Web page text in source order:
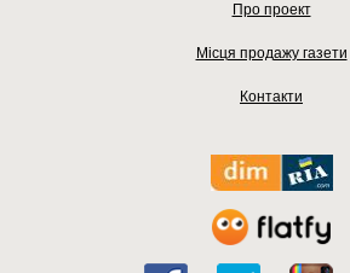
Про проект
Місця продажу газети
Контакти